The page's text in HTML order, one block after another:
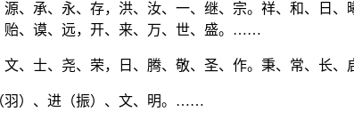
承、永、存，洪、汝、一、继、宗。祥、和、日、
贻、谟、远，开、来、万、世、盛。……
、士、尧、荣，日、腾、敬、圣、作。秉、常、长
羽）、进（振）、文、明。……